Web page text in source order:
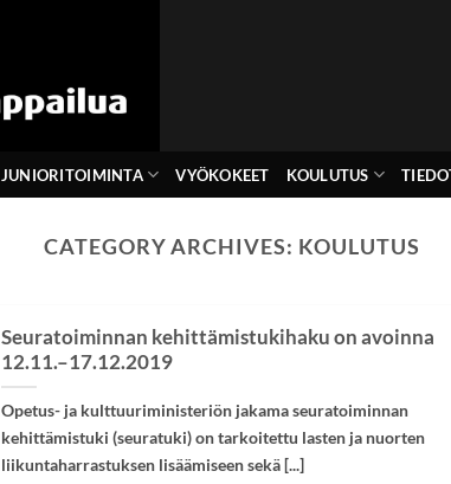
JUNIORITOIMINTA VYÖKOKEET KOULUTUS
CATEGORY ARCHIVES: KOULUTUS
Seuratoiminnan kehittämistukihaku on avoinna
12.11.–17.12.2019
Opetus- ja kulttuuriministeriön jakama seuratoiminnan
kehittämistuki (seuratuki) on tarkoitettu lasten ja nuorten
liikuntaharrastuksen lisäämiseen sekä [...]